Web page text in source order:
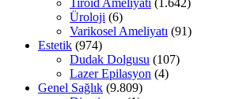
Üroloji (6)
Varikosel Ameliyatı (91)
Estetik (974)
Dudak Dolgusu (107)
Lazer Epilasyon (4)
Genel Sağlık (9.809)